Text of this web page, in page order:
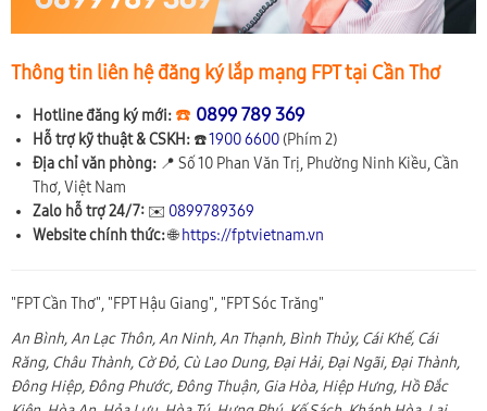
Thông tin liên hệ đăng ký lắp mạng FPT tại Cần Thơ
Hotline đăng ký mới: ☎️ 0899 789 369
Hỗ trợ kỹ thuật & CSKH: ☎️1900 6600 (Phím 2)
Địa chỉ văn phòng: 📍 Số 10 Phan Văn Trị, Phường Ninh Kiều, Cần
Thơ, Việt Nam
Zalo hỗ trợ 24/7: ✉️ 0899789369
Website chính thức:🌐 https://fptvietnam.vn
"FPT Cần Thơ", "FPT Hậu Giang", "FPT Sóc Trăng"
An Bình, An Lạc Thôn, An Ninh, An Thạnh, Bình Thủy, Cái Khế, Cái
Răng, Châu Thành, Cờ Đỏ, Cù Lao Dung, Đại Hải, Đại Ngãi, Đại Thành,
Đông Hiệp, Đông Phước, Đông Thuận, Gia Hòa, Hiệp Hưng, Hồ Đắc